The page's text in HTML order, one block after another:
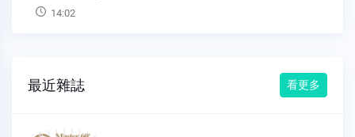
14:02
最近雜誌 看更多